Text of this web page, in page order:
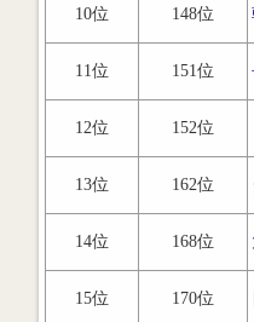
10位 148位
11位 151位
12位 152位
13位 162位
14位 168位
15位 170位